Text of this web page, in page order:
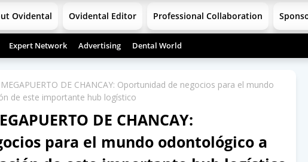
Ovidental Ovidental Editor Professional Collaboration
Expert Network Advertising Dental World
DE CHANCAY: Oportunidad de negocios para el mundo
de este importante hub logístico
DE CHANCAY:
para el mundo odontológico a